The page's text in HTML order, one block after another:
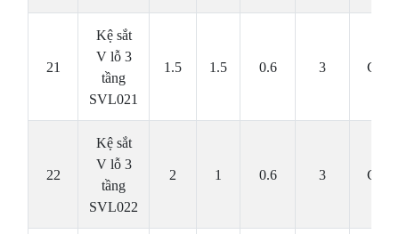
21
Kệ sắt
V lỗ 3
tầng
SVL021
1.5 1.5 0.6 3 Cái
22
Kệ sắt
V lỗ 3
tầng
SVL022
2 1 0.6 3 Cái